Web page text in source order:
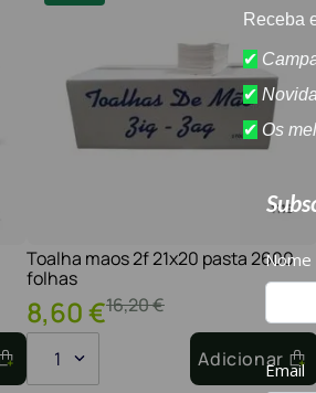
Toalha maos 2f 21x20 pasta 2600
folhas
16,20€
8,60€
1 Adicionar